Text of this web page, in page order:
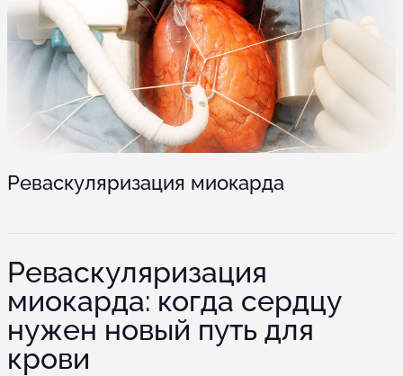
Реваскуляризация миокарда
Реваскуляризация
миокарда: когда сердцу
нужен новый путь для
крови